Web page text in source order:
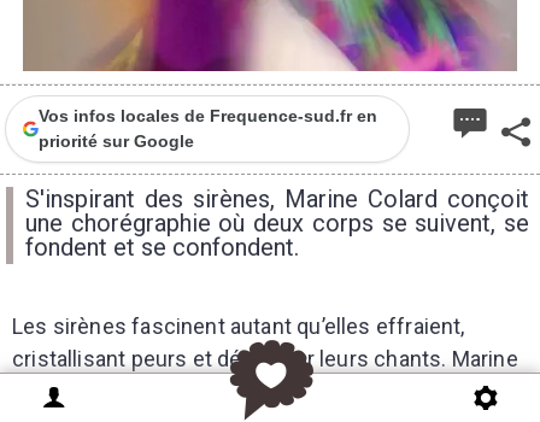
Vos infos locales de Frequence-sud.fr en
priorité sur Google
S'inspirant des sirènes, Marine Colard conçoit
une chorégraphie où deux corps se suivent, se
fondent et se confondent.
Les sirènes fascinent autant qu’elles effraient,
cristallisant peurs et désirs par leurs chants. Marine
Colard s’empare de cette figure et de tout